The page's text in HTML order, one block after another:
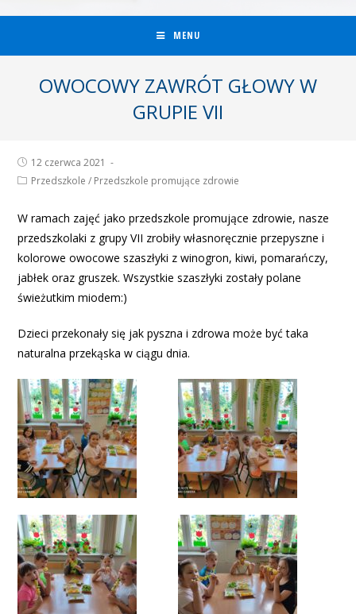
MENU
OWOCOWY ZAWRÓT GŁOWY W
GRUPIE VII
12 czerwca 2021
Przedszkole / Przedszkole promujące zdrowie
W ramach zajęć jako przedszkole promujące zdrowie, nasze
przedszkolaki z grupy VII zrobiły własnoręcznie przepyszne i
kolorowe owocowe szaszłyki z winogron, kiwi, pomarańczy,
jabłek oraz gruszek. Wszystkie szaszłyki zostały polane
świeżutkim miodem:)
Dzieci przekonały się jak pyszna i zdrowa może być taka
naturalna przekąska w ciągu dnia.